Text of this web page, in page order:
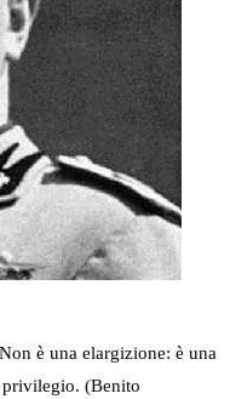
è una elargizione: è una
privilegio. (Benito